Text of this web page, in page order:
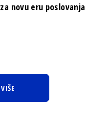
novu eru poslovanja